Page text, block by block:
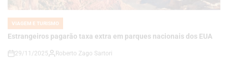
29/11/2025 Roberto Zago Sartori